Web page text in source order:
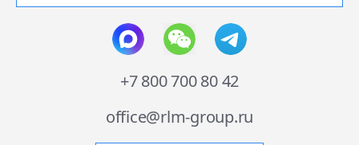
+7 800 700 80 42
office@rlm-group.ru